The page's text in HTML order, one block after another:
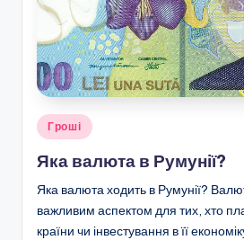
Опубліковано
Гроші
Яка валюта в Румунії?
Яка валюта ходить в Румунії?
важливим аспектом для тих, хто
країни чи інвестування в її